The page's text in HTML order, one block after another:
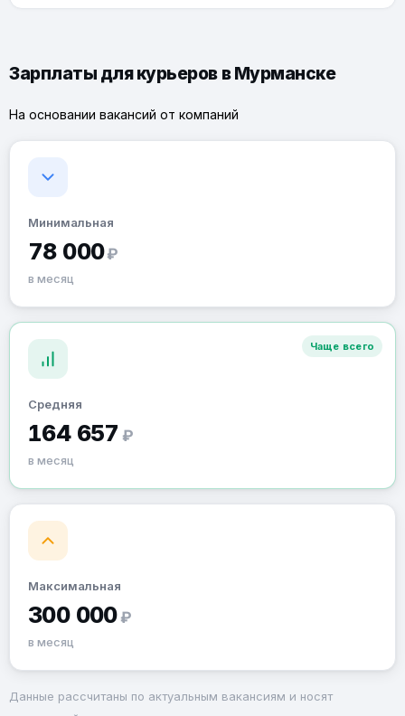
Зарплаты для курьеров в Мурманске
На основании вакансий от компаний
Минимальная
78 000₽
в месяц
Чаще всего
Средняя
164 657 ₽
в месяц
Максимальная
300 000 ₽
в месяц
Данные рассчитаны по актуальным вакансиям и носят